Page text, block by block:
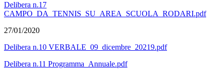
Delibera n.17
CAMPO_DA_TENNIS_SU_AREA_SCUOLA_RODARI.pdf
27/01/2020
Delibera n.10 VERBALE_09_dicembre_20219.pdf
Delibera n.11 Programma_Annuale.pdf